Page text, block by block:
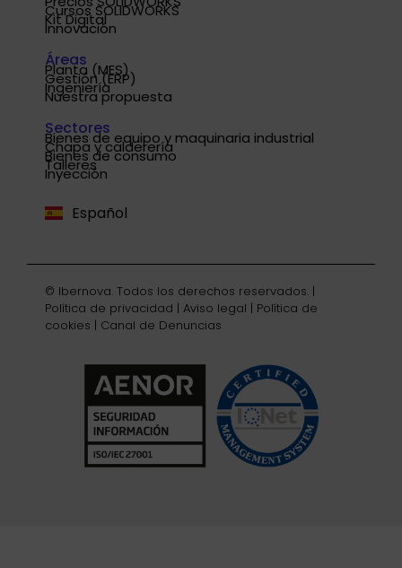
Cursos SOLIDWORKS
Kit Digital
Innovación
Áreas
Planta (MES)
Gestión (ERP)
Ingeniería
Nuestra propuesta
Sectores
Bienes de equipo y maquinaria industrial
Chapa y calderería
Bienes de consumo
Talleres
Inyección
Español
Português
English
Deutsch
© Ibernova. Todos los derechos reservados. |
Política de privacidad | Aviso legal | Política de
cookies | Canal de Denuncias